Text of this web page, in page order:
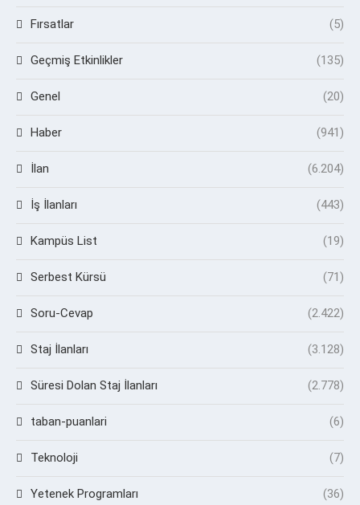
Fırsatlar (5)
Geçmiş Etkinlikler (135)
Genel (20)
Haber (941)
İlan (6.204)
İş İlanları (443)
Kampüs List (19)
Serbest Kürsü (71)
Soru-Cevap (2.422)
Staj İlanları (3.128)
Süresi Dolan Staj İlanları (2.778)
taban-puanlari (6)
Teknoloji (7)
Yetenek Programları (36)